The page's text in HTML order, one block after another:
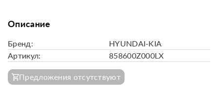
Описание
Бренд:
HYUNDAI-KIA
Артикул:
858600Z000LX
Предложения отсутствуют